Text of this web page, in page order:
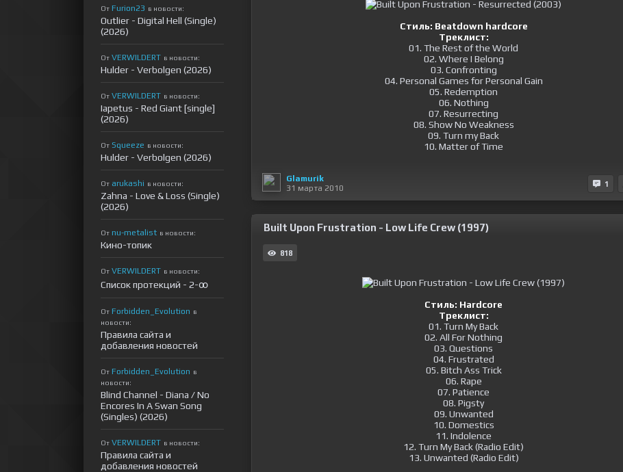
Стиль: Beatdown hardcore
Треклист:
01. The Rest of the World
02. Where I Belong
03. Confronting
04. Personal Games for Personal Gain
05. Redemption
06. Nothing
07. Resurrecting
08. Show No Weakness
09. Turn my Back
10. Matter of Time
Glamurik
31 марта 2010
1
Built Upon Frustration - Low Life Crew (1997)
818
Стиль: Hardcore
Треклист:
01. Turn My Back
02. All For Nothing
03. Questions
04. Frustrated
05. Bitch Ass Trick
06. Rape
07. Patience
08. Pigsty
09. Unwanted
10. Domestics
11. Indolence
12. Turn My Back (Radio Edit)
13. Unwanted (Radio Edit)
От Furion23 в новости:
Outlier - Digital Hell (Single)
(2026)
От VERWILDERT в новости:
Hulder - Verbolgen (2026)
От VERWILDERT в новости:
Iapetus - Red Giant [single]
(2026)
От Squeeze в новости:
Hulder - Verbolgen (2026)
От arukashi в новости:
Zahna - Love & Loss (Single)
(2026)
От nu-metalist в новости:
Кино-топик
От VERWILDERT в новости:
Список протекций - 2-ꝏ
От Forbidden_Evolution в
новости:
Правила сайта и
добавления новостей
От Forbidden_Evolution в
новости:
Blind Channel - Diana / No
Encores In A Swan Song
(Singles) (2026)
От VERWILDERT в новости:
Правила сайта и
добавления новостей